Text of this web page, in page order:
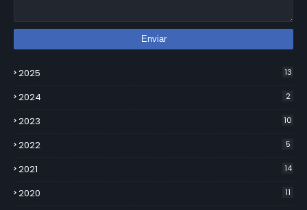
2025 13
2024 2
2023 10
2022 5
2021 14
2020 11